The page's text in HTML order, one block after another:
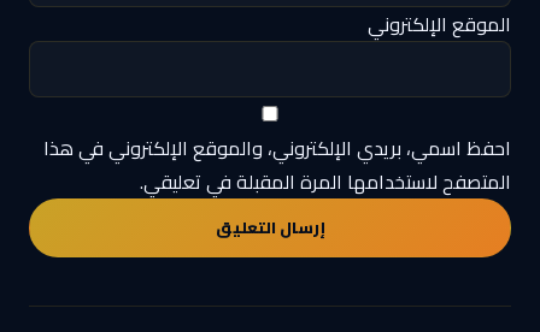
الموقع الإلكتروني
احفظ اسمي، بريدي الإلكتروني، والموقع الإلكتروني في هذا
المتصفح لاستخدامها المرة المقبلة في تعليقي.